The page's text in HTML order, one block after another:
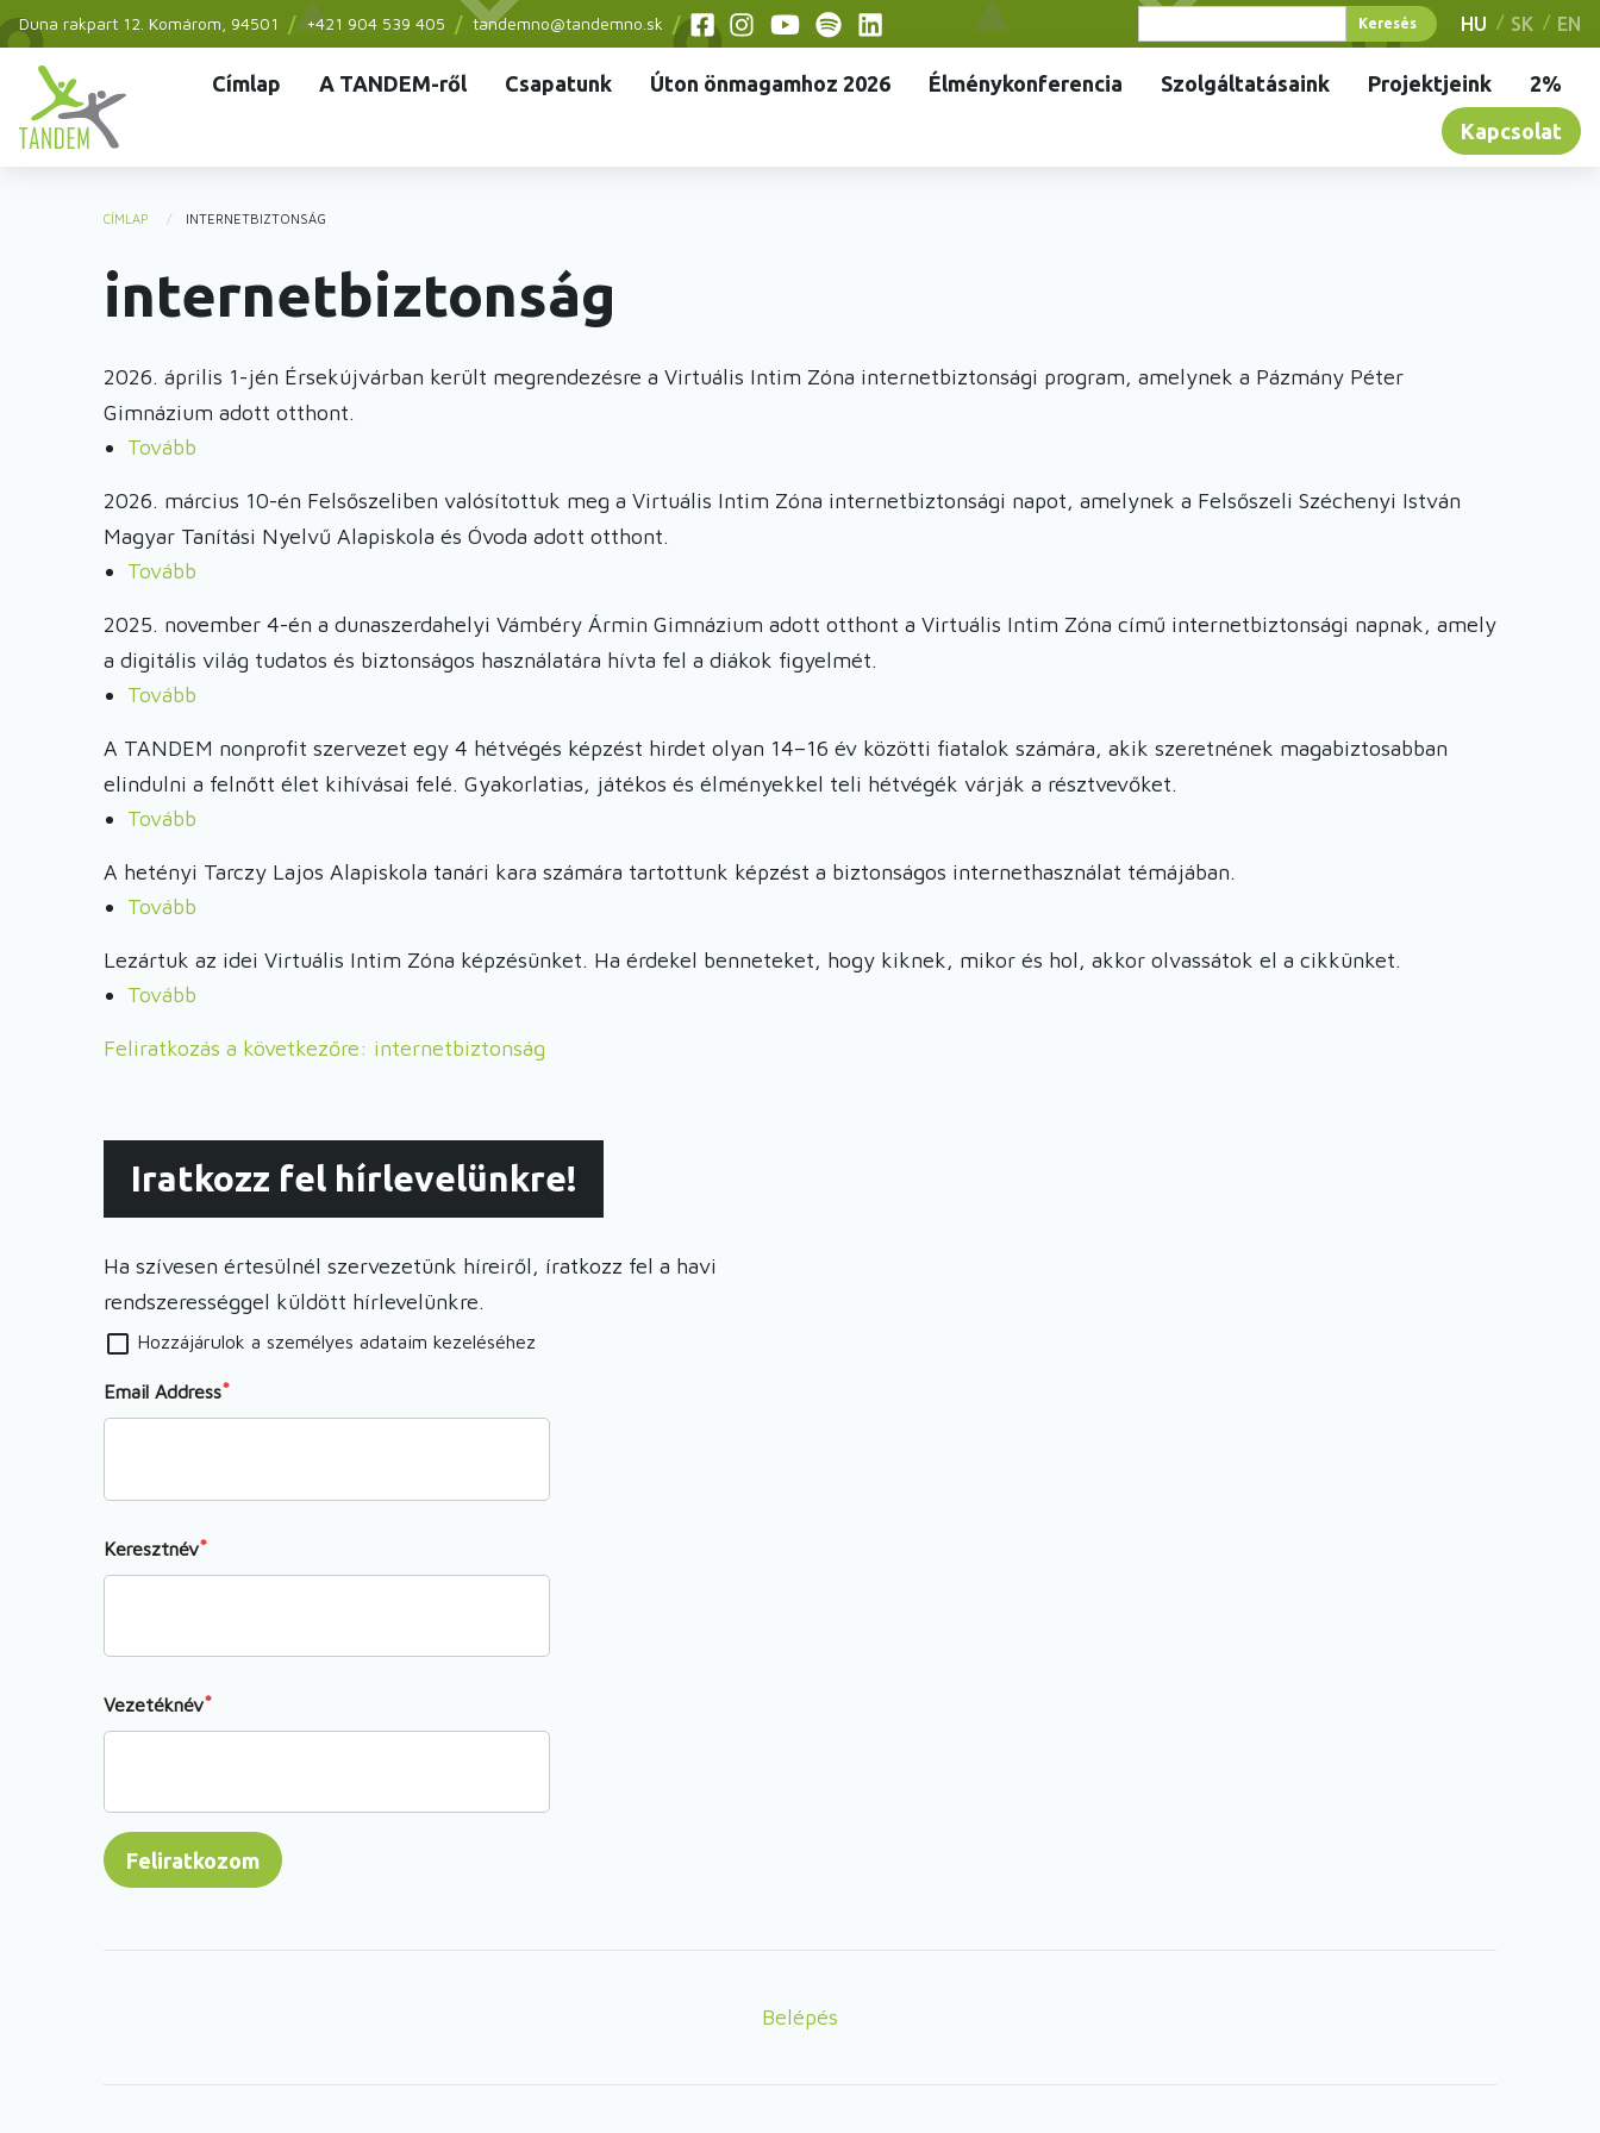
Ugrás
a
tartalomra
Duna rakpart 12. Komárom , 94501 +421 904 539 405 tandemno@tandemno.sk
Social
menu
HU SK EN
Main
navigation
Címlap A TANDEM-ről Csapatunk Úton önmagamhoz 2026 Élménykonferencia Szolgáltatásaink Projektjeink 2%
Kapcsolat
You
are
CÍMLAP INTERNETBIZTONSÁG
internetbiztonság
2026. április 1-jén Érsekújvárban került megrendezésre a Virtuális Intim Zóna internetbiztonsági program, amelynek a Pázmány Péter
Gimnázium adott otthont.
Tovább
Zóna
–
nap
Érsekújvárban)
2026. március 10-én Felsőszeliben valósítottuk meg a Virtuális Intim Zóna internetbiztonsági napot, amelynek a Felsőszeli Széchenyi István
Magyar Tanítási Nyelvű Alapiskola és Óvoda adott otthont.
Tovább
Zóna
–
nap
Felsőszeliben)
2025. november 4-én a dunaszerdahelyi Vámbéry Ármin Gimnázium adott otthont a Virtuális Intim Zóna című internetbiztonsági napnak, amely
a digitális világ tudatos és biztonságos használatára hívta fel a diákok figyelmét.
Tovább
Zóna
-
nap
A TANDEM nonprofit szervezet egy 4 hétvégés képzést hirdet olyan 14–16 év közötti fiatalok számára, akik szeretnének magabiztosabban
elindulni a felnőtt élet kihívásai felé. Gyakorlatias, játékos és élményekkel teli hétvégék várják a résztvevőket.
Tovább
képzés
A hetényi Tarczy Lajos Alapiskola tanári kara számára tartottunk képzést a biztonságos internethasználat témájában.
Tovább
képzés
Lezártuk az idei Virtuális Intim Zóna képzésünket. Ha érdekel benneteket, hogy kiknek, mikor és hol, akkor olvassátok el a cikkünket.
Tovább
Zóna
Feliratkozás a következőre: internetbiztonság
Iratkozz fel hírlevelünkre!
Ha szívesen értesülnél szervezetünk híreiről, íratkozz fel a havi
rendszerességgel küldött hírlevelünkre.
Hozzájárulok a személyes adataim kezeléséhez
Email Address
Keresztnév
Vezetéknév
Belépés